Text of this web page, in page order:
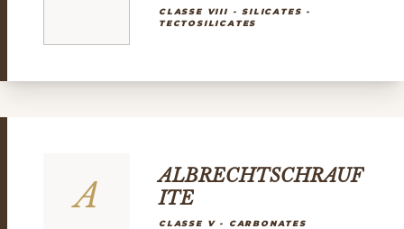
CLASSE VIII - SILICATES -
TECTOSILICATES
A
ALBRECHTSCHRAUF
ITE
CLASSE V - CARBONATES